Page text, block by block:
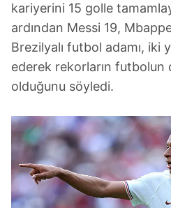
kariyerini 15 golle
ardından Messi 19,
Brezilyalı futbol adamı, iki
ederek rekorların futbolun
olduğunu söyledi.